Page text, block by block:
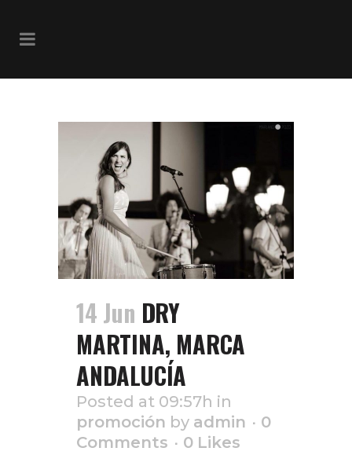
14 Jun DRY
MARTINA, MARCA
ANDALUCÍA
Posted at 09:57h in
promoción by admin
0
Comments
0 Likes